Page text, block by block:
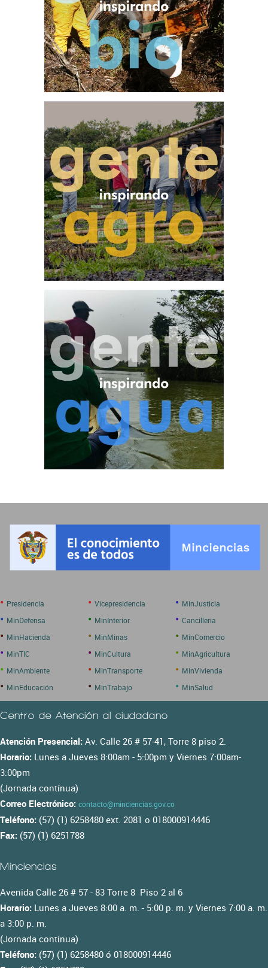
• Presidencia • Vicepresidencia • MinJusticia
• MinDefensa • MinInterior • Cancilleria
• MinHacienda • MinMinas • MinComercio
• MinTIC • MinCultura • MinAgricultura
• MinAmbiente • MinTransporte • MinVivienda
• MinEducación • MinTrabajo • MinSalud
Centro de Atención al ciudadano
Atención Presencial: Av. Calle 26 # 57-41, Torre 8 piso 2.
Horario: Lunes a Jueves 8:00am - 5:00pm y Viernes 7:00am-
3:00pm
(Jornada contínua)
Correo Electrónico: contacto@minciencias.gov.co
Teléfono: (57) (1) 6258480 ext. 2081 o 018000914446
Fax: (57) (1) 6251788
Minciencias
Avenida Calle 26 # 57 - 83 Torre 8 Piso 2 al 6
Horario: Lunes a Jueves 8:00 a. m. - 5:00 p. m. y Viernes 7:00 a. m.
a 3:00 p. m.
(Jornada contínua)
Teléfono: (57) (1) 6258480 ó 018000914446